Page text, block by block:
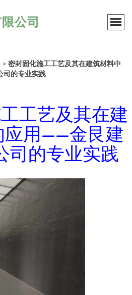
公司
> 密封固化施工工艺及其在建筑材料中
的专业实践
工艺及其在建
应用——金艮建
司的专业实践